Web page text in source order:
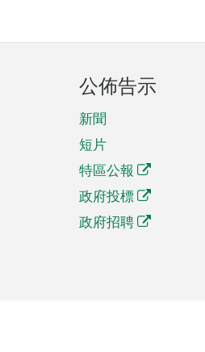
公佈告示
新聞
短片
特區公報
政府投標
政府招聘